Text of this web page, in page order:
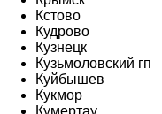
Кстово
Кудрово
Кузнецк
Кузьмоловский гп
Куйбышев
Кукмор
Кумертау